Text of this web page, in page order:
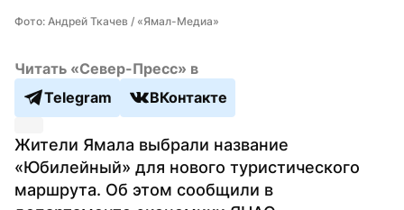
Фото: Андрей Ткачев / «Ямал-Медиа»
Читать «Север-Пресс» в
Telegram
ВКонтакте
Жители Ямала выбрали название
«Юбилейный» для нового туристического
маршрута. Об этом сообщили в